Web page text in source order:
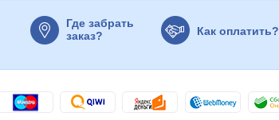
Где забрать
заказ?
Как оплатить?